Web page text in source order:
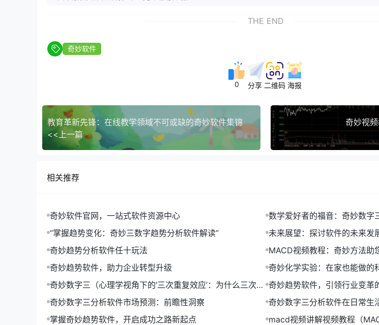
于提高学习效率，让你更快地掌握软件技能。
在奇妙软件瞎子啊学习社区，交流心得与经验是提升学习效率的关键。
小李是一名软件爱好者，他加入了奇妙软件瞎子啊学习社区，希望通过学习编程来提升自己
【案例二】解决工作中的难题
小王是一名设计师，在工作中遇到了一个棘手的难题。他在奇妙软件瞎子啊学习社区发起了
如何有效利用社区资源
积极参与讨论
不要害怕提问，也不要害怕分享自己的见解。积极参与讨论，可以帮助你更快地融入社区，
定期更新学习笔记
在学习过程中，定期更新学习笔记，不仅可以巩固知识，还能方便日后回顾。你还可以将这
人。
THE END
奇妙软件
0 分享 二维码 海报
教育革新先锋：在线教学领域不可或缺的奇妙软件集锦
<<上一篇
奇妙视
相关推荐
奇妙软件官网，一站式软件资源中心
数学爱好者的福音：奇妙数字
“掌握趋势变化：奇妙三数字趋势分析软件解读”
未来展望：探讨软件的未来发
奇妙趋势分析软件任十玩法
MACD视频教程：奇妙方法助
奇妙趋势软件，助力企业转型升级
奇妙化学实验：在家也能做的
奇妙数字三（心理学视角下的‘三次重复效应’：为什么三次是
形成记忆的关键）
奇妙趋势软件，引领行业变革
奇妙数字三分析软件市场预测：前瞻性洞察
奇妙数字三分析软件在日常生
掌握奇妙趋势软件，开启成功之路新起点
macd视频讲解视频教程（